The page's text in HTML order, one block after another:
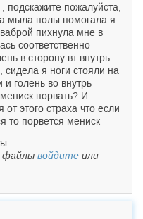
подскажите пожалуйста,
мыла полы помогала я
пихнула мне в
соответственно
в сторону вт внутрь.
я ноги стояли на
голень во внутрь
порвать? И
этого страха что если
то порвется мениск
файлы войдите или